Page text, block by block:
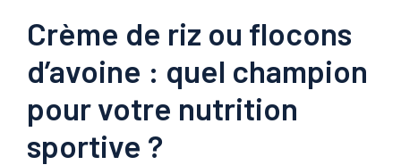
Crème de riz ou flocons
d’avoine : quel champion
pour votre nutrition
sportive ?